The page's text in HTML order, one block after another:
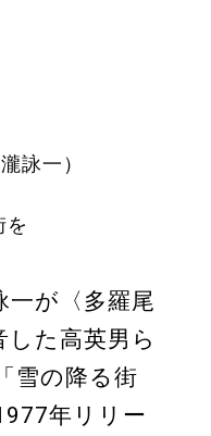
詠一）
を
一が〈多羅尾
した高英男ら
雪の降る街
年リリー